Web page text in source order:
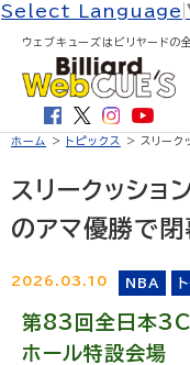
Select Language
ウェブキューズはビリヤードの
ホーム > トピックス > スリーク
スリークッショ
のアマ優勝で閉
2026.03.10 NBA
第83回全日本3C
ホール特設会場